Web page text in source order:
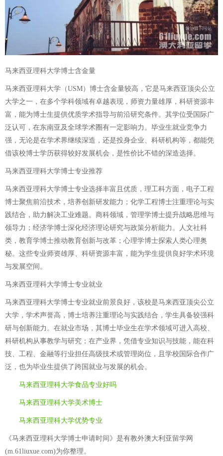
马来西亚理科大学博士含金量
马来西亚理科大学（USM）博士含金量较高，它是马来西亚顶尖公立
大学之一，在多个学科领域有卓越表现，师资力量雄厚，科研资源丰
富，能为博士生提供优质学术指导与前沿研究条件。其学位受国际广
泛认可，在东南亚及全球学术圈有一定影响力。毕业生就业竞争力
强，无论是在学术界继续深造，还是投身企业、科研机构等，都能凭
借该校博士学历获得较好发展机会，是性价比不错的深造选择。
马来西亚理科大学博士专业推荐
马来西亚理科大学博士专业选择丰富且优质，理工科方面，电子工程
博士聚焦前沿技术，培养创新研发能力；化学工程博士注重理论与实
践结合，助力解决工业难题。商科领域，管理学博士提升战略思维与
领导力；经济学博士深化经济理论研究与政策分析能力。人文社科
类，教育学博士推动教育创新与改革；心理学博士探索人类心理奥
秘。这些专业师资雄厚、科研资源丰富，能为学生提供良好学术环境
与发展空间。
马来西亚理科大学博士专业就业
马来西亚理科大学博士专业就业前景良好，该校是马来西亚顶尖公立
大学，学术声誉高，博士培养注重理论与实践结合，学生具备较强科
研与创新能力。在就业市场，其博士毕业生在学术领域可进入高校、
科研机构从事教学与研究；在产业界，凭借专业知识与技能，能在科
技、工程、金融等行业担任高级技术或管理岗位，且学校国际合作广
泛，也为毕业生提供了跨国就业与发展的机会。
马来西亚理科大学食品专业好吗
马来西亚理科大学美术博士
马来西亚理科大学优势专业
《马来西亚理科大学博士申请时间》是有教外澳大利亚留学网
(m.61liuxue.com)为你整理。